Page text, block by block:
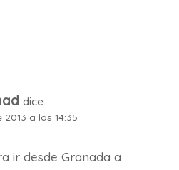
dice:
a las 14:35
ir desde Granada a